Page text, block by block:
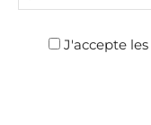
J'accepte les